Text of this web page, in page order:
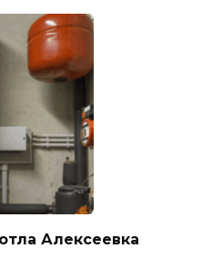
Алексеевка